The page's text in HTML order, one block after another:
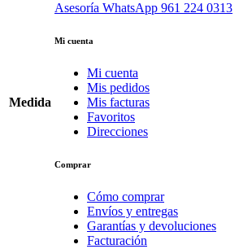
Medida
Asesoría WhatsApp 961 224 0313
Mi cuenta
Mi cuenta
Mis pedidos
Mis facturas
Favoritos
Direcciones
Comprar
Cómo comprar
Envíos y entregas
Garantías y devoluciones
Facturación